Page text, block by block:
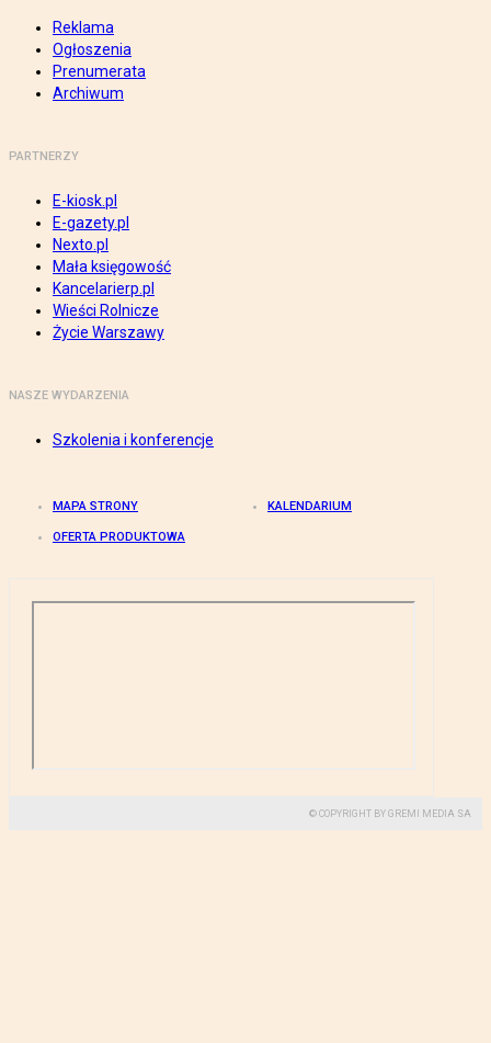
Reklama
Ogłoszenia
Prenumerata
Archiwum
PARTNERZY
E-kiosk.pl
E-gazety.pl
Nexto.pl
Mała księgowość
Kancelarierp.pl
Wieści Rolnicze
Życie Warszawy
NASZE WYDARZENIA
Szkolenia i konferencje
MAPA STRONY KALENDARIUM
OFERTA PRODUKTOWA
© COPYRIGHT BY GREMI MEDIA SA